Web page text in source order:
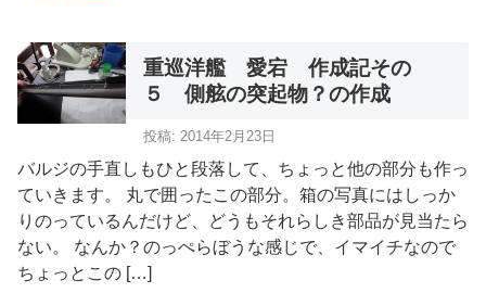
重巡洋艦 愛宕 作成記その
５ 側舷の突起物？の作成
投稿: 2014年2月23日
バルジの手直しもひと段落して、ちょっと他の部分も作っ
ていきます。 丸で囲ったこの部分。箱の写真にはしっか
りのっているんだけど、どうもそれらしき部品が見当たら
ない。 なんか？のっぺらぼうな感じで、イマイチなので
ちょっとこの […]